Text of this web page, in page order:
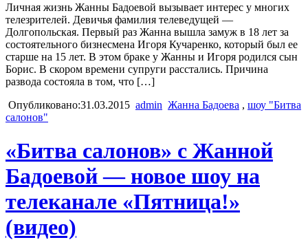
Личная жизнь Жанны Бадоевой вызывает интерес у многих
телезрителей. Девичья фамилия телеведущей —
Долгопольская. Первый раз Жанна вышла замуж в 18 лет за
состоятельного бизнесмена Игоря Кучаренко, который был ее
старше на 15 лет. В этом браке у Жанны и Игоря родился сын
Борис. В скором времени супруги расстались. Причина
развода состояла в том, что […]
Опубликовано:31.03.2015 admin Жанна Бадоева , шоу "Битва
салонов"
«Битва салонов» с Жанной
Бадоевой — новое шоу на
телеканале «Пятница!»
(видео)